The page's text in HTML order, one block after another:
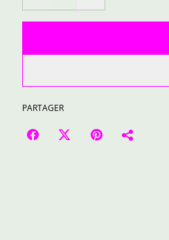
PARTAGER